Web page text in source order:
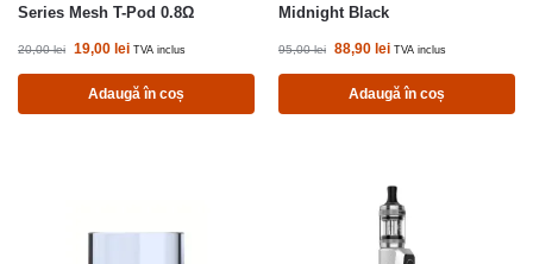
Series Mesh T-Pod 0.8Ω
20,00lei 19,00 lei TVA inclus
Adaugă în coș
Midnight Black
95,00lei 88,90 lei TVA inclus
Adaugă în coș